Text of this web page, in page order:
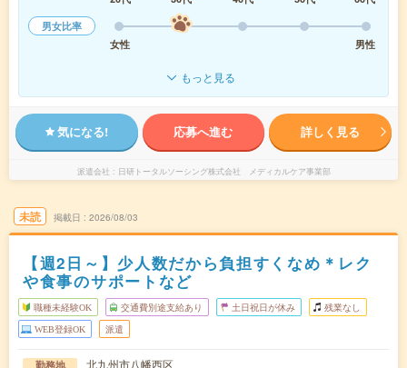
男女比率
女性
男性
もっと見る
気になる! 応募へ進む 詳しく見る
派遣会社 日研トータルソーシング株式会社 メディカルケア事業部
未読 掲載日 2026/08/03
【週2日～】少人数だから負担すくなめ＊レク
や食事のサポートなど
職種未経験OK 交通費別途支給あり 土日祝日が休み 残業なし
WEB登録OK 派遣
勤務地
北九州市八幡西区